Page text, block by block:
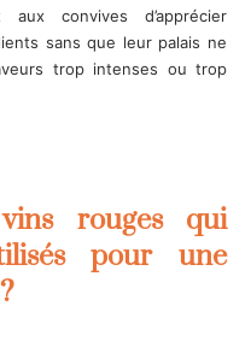
convives d’apprécier
sans que leur palais ne
trop intenses ou trop
rouges qui
pour une